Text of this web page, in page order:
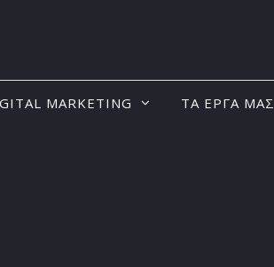
MARKETING ΤΑ ΕΡΓΑ ΜΑΣ